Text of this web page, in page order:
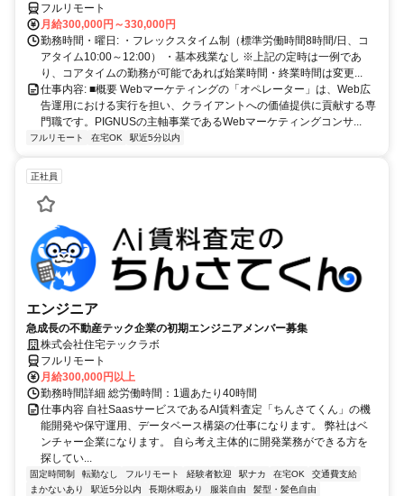
想の働き方を追求できます。また、女性が活躍している職場なので、産
休・育休も取得しやすい環境です。
フルリモート
月給300,000円～330,000円
勤務時間・曜日: ・フレックスタイム制（標準労働時間8時間/日、コ
アタイム10:00～12:00） ・基本残業なし ※上記の定時は一例であ
り、コアタイムの勤務が可能であれば始業時間・終業時間は変更...
仕事内容: ■概要 Webマーケティングの「オペレーター」は、Web広
告運用における実行を担い、クライアントへの価値提供に貢献する専
門職です。PIGNUSの主軸事業であるWebマーケティングコンサ...
フルリモート 在宅OK 駅近5分以内
正社員
エンジニア
急成長の不動産テック企業の初期エンジニアメンバー募集
株式会社住宅テックラボ
フルリモート
月給300,000円以上
勤務時間詳細 総労働時間：1週あたり40時間
仕事内容 自社SaasサービスであるAI賃料査定「ちんさてくん」の機
能開発や保守運用、データベース構築の仕事になります。 弊社はベ
ンチャー企業になります。 自ら考え主体的に開発業務ができる方を
探してい...
固定時間制 転勤なし フルリモート 経験者歓迎 駅ナカ 在宅OK
交通費支給
まかないあり
駅近5分以内 長期休暇あり 服装自由 髪型・髪色自由